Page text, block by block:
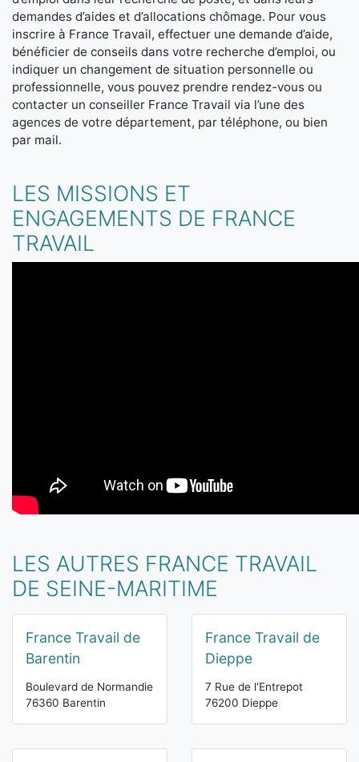
demandes d’aides et d’allocations chômage. Pour vous
inscrire à France Travail, effectuer une demande d’aide,
bénéficier de conseils dans votre recherche d’emploi, ou
indiquer un changement de situation personnelle ou
professionnelle, vous pouvez prendre rendez-vous ou
contacter un conseiller France Travail via l’une des
agences de votre département, par téléphone, ou bien
par mail.
LES MISSIONS ET
ENGAGEMENTS DE FRANCE
TRAVAIL
LES AUTRES FRANCE TRAVAIL
DE SEINE-MARITIME
France Travail de
Barentin
Boulevard de Normandie
76360 Barentin
France Travail de
Dieppe
7 Rue de l'Entrepot
76200 Dieppe